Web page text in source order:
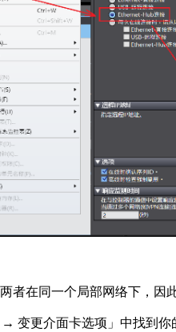
者在同一个局部网络下，因
变更介面卡选项」中找到你